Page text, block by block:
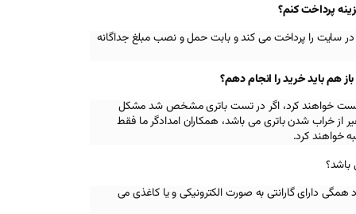
پرداخت کنم؟
سایت را پرداخت می کند و بابت حمل و نصب مبلغ جداگانه
هم باید خرید را انجام دهم؟
تست خواهند کرد، اگر در تست باتری مشخص شد مشکل
از خراب شدن باتری می باشد، همکاران امدادگر ما فقط
خواهند کرد.
باشد؟
همگی دارای گارانتی به صورت الکترونیکی و یا کاغذی می